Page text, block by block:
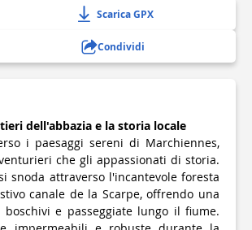
Scarica GPX
Condividi
dell'abbazia e la storia locale
i paesaggi sereni di Marchiennes,
che gli appassionati di storia.
snoda attraverso l'incantevole foresta
canale de la Scarpe, offrendo una
e passeggiate lungo il fiume.